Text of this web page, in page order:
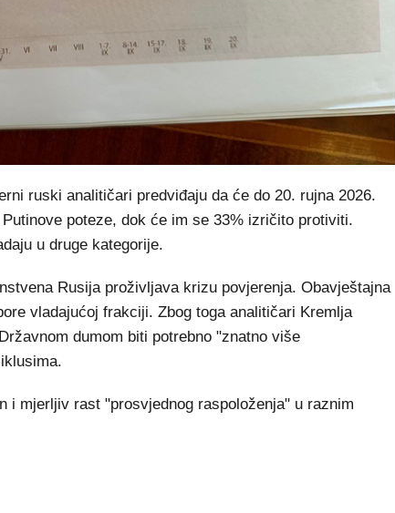
ruski analitičari predviđaju da će do 20. rujna 2026.
poteze, dok će im se 33% izričito protiviti.
u druge kategorije.
Rusija proživljava krizu povjerenja. Obavještajna
vladajućoj frakciji. Zbog toga analitičari Kremlja
dumom biti potrebno "znatno više
i mjerljiv rast "prosvjednog raspoloženja" u raznim